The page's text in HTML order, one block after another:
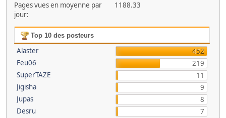
Pages vues en moyenne par
jour:
1188.33
Top 10 des posteurs
Alaster
452
Feu06
219
SuperTAZE
11
Jigisha
9
Jupas
8
Desru
7